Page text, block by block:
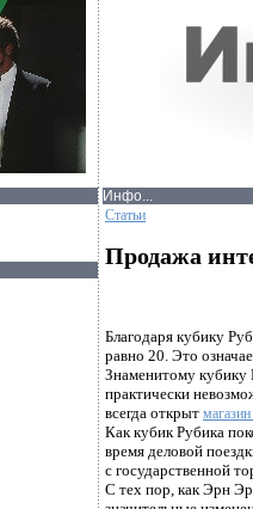
Инфо...
Статьи
Продажа
Благодаря кубику
равно 20. Это
Знаменитому кубику
практически
всегда открыт
Как кубик Рубика
время деловой
с государственной
С тех пор, как Эрн Эр